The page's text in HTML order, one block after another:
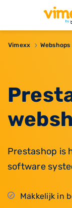
Vimexx Webshops
Prestashop is
software
Makkelijk in